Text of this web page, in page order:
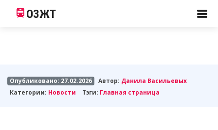
ОЗЖТ
Опубликовано: 27.02.2026 Автор: Данила Васильевых
Категории: Новости Тэги: Главная страница